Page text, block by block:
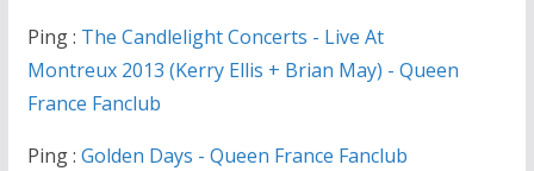
Ping : The Candlelight Concerts - Live At
Montreux 2013 (Kerry Ellis + Brian May) - Queen
France Fanclub
Ping : Golden Days - Queen France Fanclub